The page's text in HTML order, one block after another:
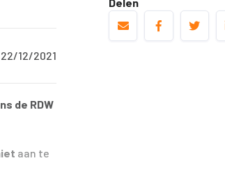
12/2021
de RDW
aan te